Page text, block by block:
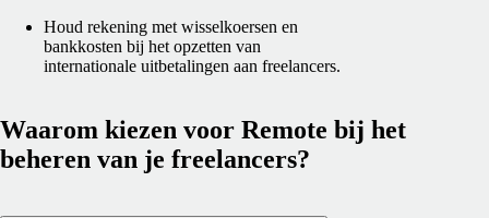
Houd rekening met wisselkoersen en
bankkosten bij het opzetten van
internationale uitbetalingen aan freelancers.
Waarom kiezen voor Remote bij het
beheren van je freelancers?